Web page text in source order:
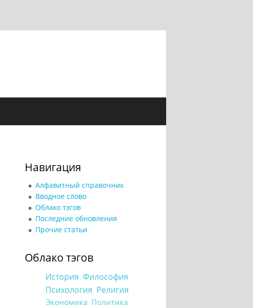
Навигация
Алфавитный справочник
Вводное слово
Облако тэгов
Последние обновления
Прочие статьи
Облако тэгов
История Философия
Психология Религия
Экономика Политика